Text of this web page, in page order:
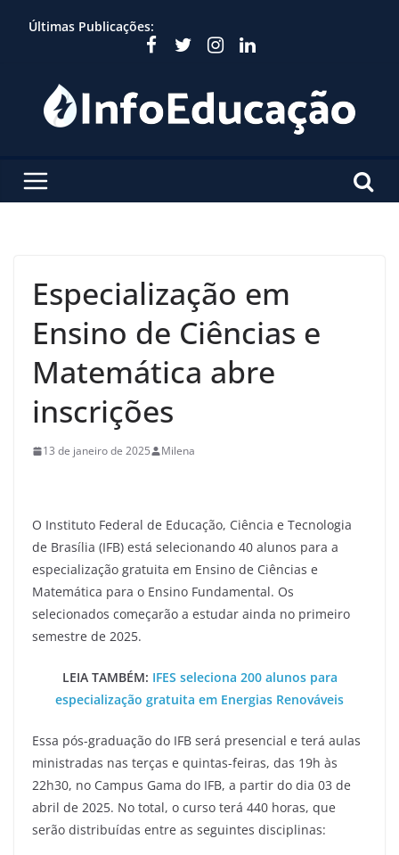
Últimas Publicações:
Especialização em
Ensino de Ciências e
Matemática abre
inscrições
13 de janeiro de 2025 Milena
O Instituto Federal de Educação, Ciência e Tecnologia
de Brasília (IFB) está selecionando 40 alunos para a
especialização gratuita em Ensino de Ciências e
Matemática para o Ensino Fundamental. Os
selecionados começarão a estudar ainda no primeiro
semestre de 2025.
LEIA TAMBÉM: IFES seleciona 200 alunos para
especialização gratuita em Energias Renováveis
Essa pós-graduação do IFB será presencial e terá aulas
ministradas nas terças e quintas-feiras, das 19h às
22h30, no Campus Gama do IFB, a partir do dia 03 de
abril de 2025. No total, o curso terá 440 horas, que
serão distribuídas entre as seguintes disciplinas: